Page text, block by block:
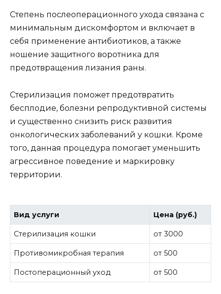
Степень послеоперационного ухода связана с
минимальным дискомфортом и включает в
себя применение антибиотиков, а также
ношение защитного воротника для
предотвращения лизания раны.
Стерилизация поможет предотвратить
бесплодие, болезни репродуктивной системы
и существенно снизить риск развития
онкологических заболеваний у кошки. Кроме
того, данная процедура помогает уменьшить
агрессивное поведение и маркировку
территории.
Вид услуги Цена (руб.)
Стерилизация кошки от 3000
Противомикробная терапия от 500
Постоперационный уход от 500